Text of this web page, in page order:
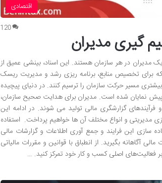
اقتصادی
120
گیری مدیران
مدیران در هر سازمان هستند. این اسناد، بینشی عمیق از
برای تخصیص منابع، برنامه ریزی رشد و مدیریت ریسک
مسیر حرکت سازمان را ترسیم کنند. در دنیای پیچیده
نمایان شده است. مدیران برای هدایت صحیح سازمان،
گزارشگری مالی تولید می شوند. در ادامه این
مدیریتی و انواع مختلف آن ها خواهیم پرداخت. استفاده
سازی این فرایند و جمع آوری اطلاعات و گزارشات مالی
بگیرید. از انطباق با قوانین و مقررات مالیاتی
فعالیت‌های اصلی کسب و کار خود تمرکز کنید. …